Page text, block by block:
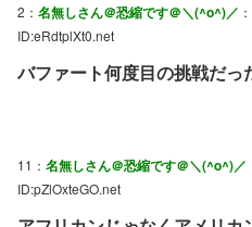
2： 名無しさん＠恐縮です＠＼(^o^)／
ID:eRdtplXt0.net
バファート何度目の挑戦だっ
11： 名無しさん＠恐縮です＠＼(^o^)／
ID:pZlOxteGO.net